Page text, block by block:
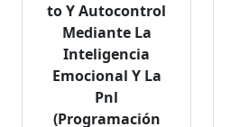
to Y Autocontrol
Mediante La
Inteligencia
Emocional Y La
Pnl
(Programación